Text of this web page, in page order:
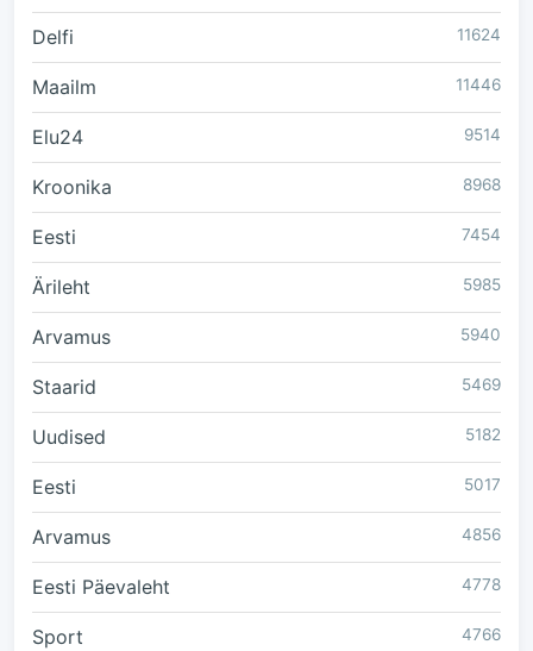
Delfi 11624
Maailm 11446
Elu24 9514
Kroonika 8968
Eesti 7454
Ärileht 5985
Arvamus 5940
Staarid 5469
Uudised 5182
Eesti 5017
Arvamus 4856
Eesti Päevaleht 4778
Sport 4766